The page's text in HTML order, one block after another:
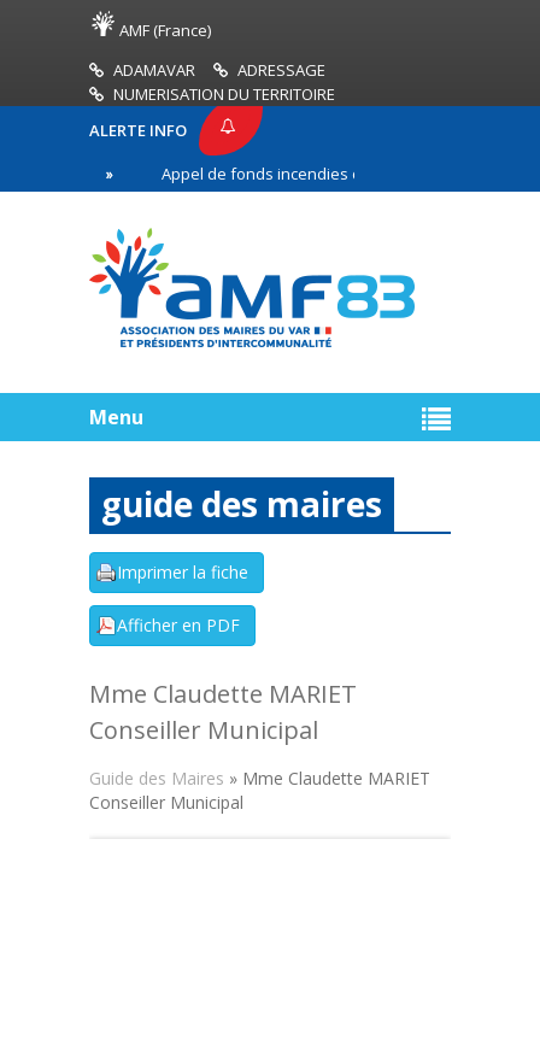
AMF (France)
ADAMAVAR
ADRESSAGE
NUMERISATION DU TERRITOIRE
ALERTE INFO
Appel de fonds incendies de forêt
ligne
Menu
guide des maires
Mme Claudette MARIET
Conseiller Municipal
Guide des Maires » Mme Claudette MARIET
Conseiller Municipal